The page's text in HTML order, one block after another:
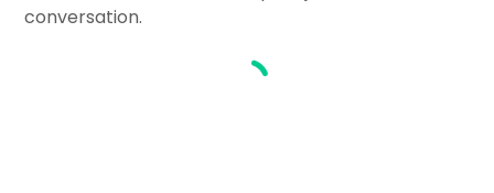
Si vous êtes réfugié.e ou migrant.e :
des personnes étrangères”
conversation.